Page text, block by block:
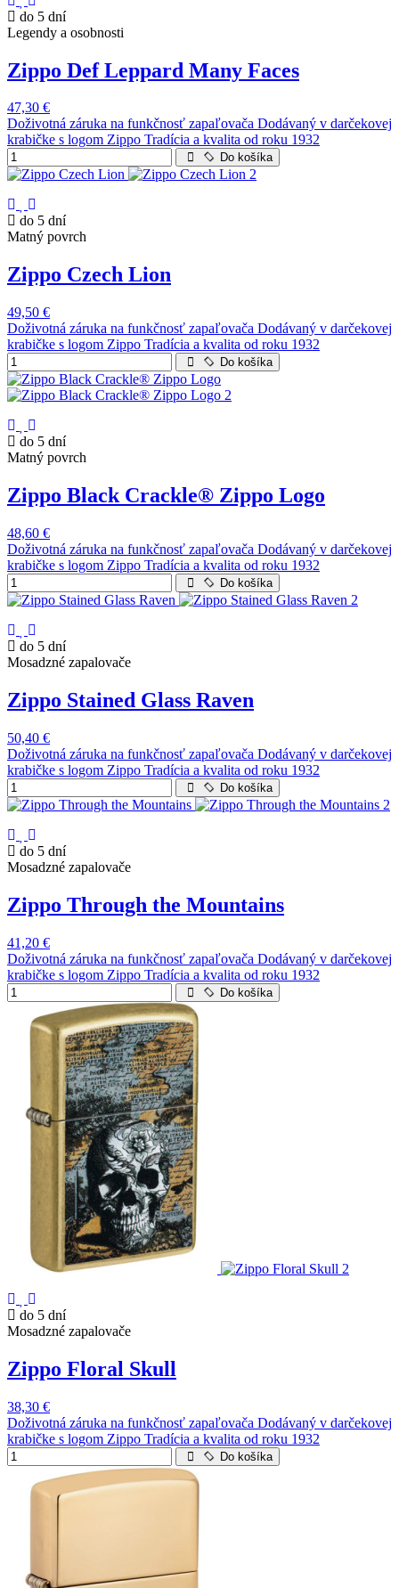
do 5 dní
Legendy a osobnosti
Zippo Def Leppard Many Faces
47,30 €
Doživotná záruka na funkčnosť zapaľovača Dodávaný v darčekovej
krabičke s logom Zippo Tradícia a kvalita od roku 1932
Do košíka
do 5 dní
Matný povrch
Zippo Czech Lion
49,50 €
Doživotná záruka na funkčnosť zapaľovača Dodávaný v darčekovej
krabičke s logom Zippo Tradícia a kvalita od roku 1932
Do košíka
do 5 dní
Matný povrch
Zippo Black Crackle® Zippo Logo
48,60 €
Doživotná záruka na funkčnosť zapaľovača Dodávaný v darčekovej
krabičke s logom Zippo Tradícia a kvalita od roku 1932
Do košíka
do 5 dní
Mosadzné zapalovače
Zippo Stained Glass Raven
50,40 €
Doživotná záruka na funkčnosť zapaľovača Dodávaný v darčekovej
krabičke s logom Zippo Tradícia a kvalita od roku 1932
Do košíka
do 5 dní
Mosadzné zapalovače
Zippo Through the Mountains
41,20 €
Doživotná záruka na funkčnosť zapaľovača Dodávaný v darčekovej
krabičke s logom Zippo Tradícia a kvalita od roku 1932
Do košíka
do 5 dní
Mosadzné zapalovače
Zippo Floral Skull
38,30 €
Doživotná záruka na funkčnosť zapaľovača Dodávaný v darčekovej
krabičke s logom Zippo Tradícia a kvalita od roku 1932
Do košíka